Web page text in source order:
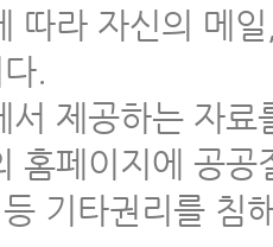
따라 자신의 메
.
제공하는 자료
페이지에 공공
기타권리를 침